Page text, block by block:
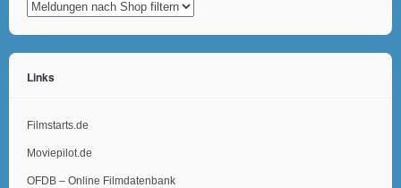
Links
Filmstarts.de
Moviepilot.de
OFDB – Online Filmdatenbank